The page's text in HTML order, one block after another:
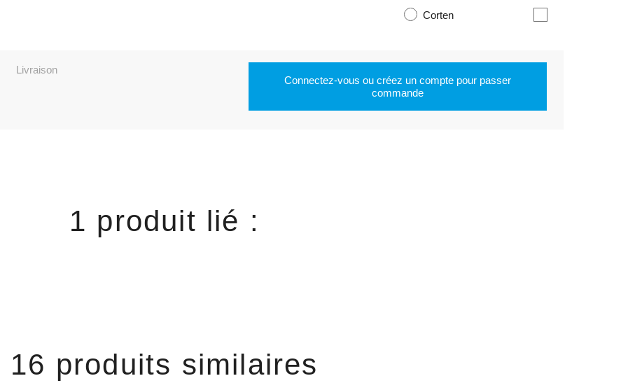
Corten
Livraison
Connectez-vous ou créez un compte pour passer
commande
1 produit lié :
16 produits similaires